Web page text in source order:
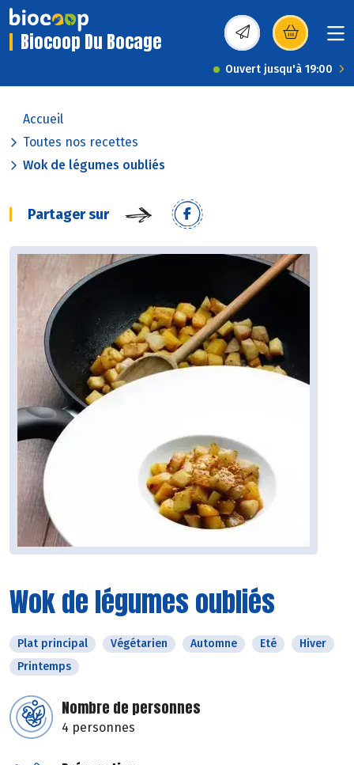
Biocoop Du Bocage (s’ouvre dans une
Ouvert jusqu'à 19:00
Accueil
Toutes nos recettes
Wok de légumes oubliés
Partager sur
Wok de légumes oubliés
Plat principal Végétarien Automne Eté
Hiver
Printemps
Nombre de personnes
4 personnes